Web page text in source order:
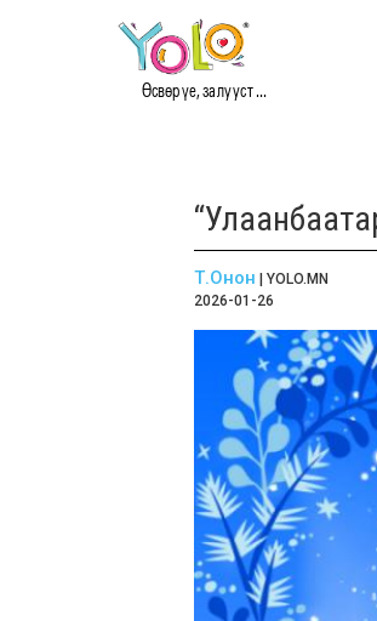
Өсвөр үе, залууст ...
Т.Онон | YOLO.MN
2026-01-26